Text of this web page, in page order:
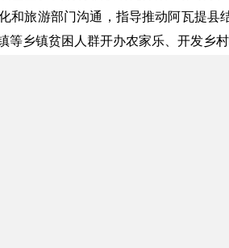
和旅游部门沟通，指导推动阿瓦提
等乡镇贫困人群开办农家乐、开发乡